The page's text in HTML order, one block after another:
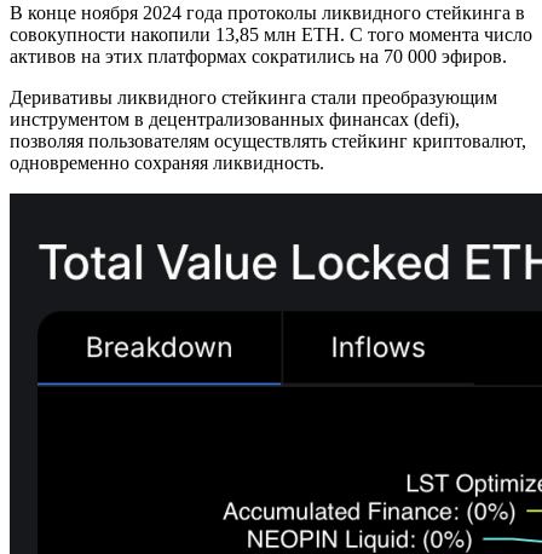
В конце ноября 2024 года протоколы ликвидного стейкинга в
совокупности накопили 13,85 млн ETH. С того момента число
активов на этих платформах сократились на 70 000 эфиров.
Деривативы ликвидного стейкинга стали преобразующим
инструментом в децентрализованных финансах (defi),
позволяя пользователям осуществлять стейкинг криптовалют,
одновременно сохраняя ликвидность.